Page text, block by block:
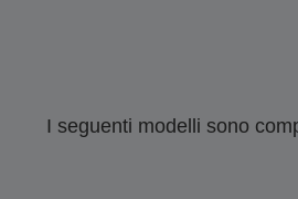
I seguenti modelli sono